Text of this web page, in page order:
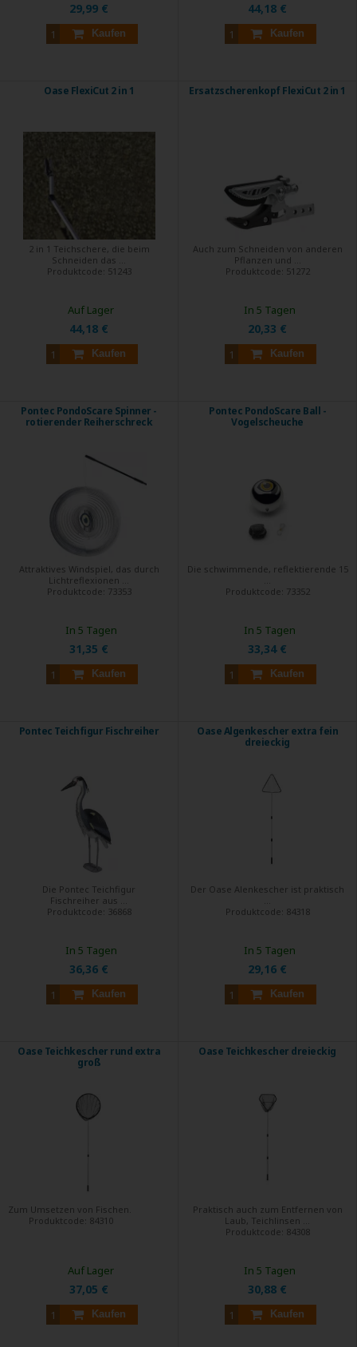
29,99 €
Kaufen
44,18 €
Kaufen
Oase FlexiCut 2 in 1
2 in 1 Teichschere, die beim
Schneiden das ...
Produktcode: 51243
44,18 €
Kaufen
Auf Lager
Ersatzscherenkopf FlexiCut 2 in 1
Auch zum Schneiden von anderen
Pflanzen und ...
Produktcode: 51272
20,33 €
Kaufen
In 5 Tagen
Pontec PondoScare Spinner -
rotierender Reiherschreck
Attraktives Windspiel, das durch
Lichtreflexionen ...
Produktcode: 73353
31,35 €
Kaufen
In 5 Tagen
Pontec PondoScare Ball -
Vogelscheuche
Die schwimmende, reflektierende 15
Produktcode: 73352
33,34 €
Kaufen
In 5 Tagen
Pontec Teichfigur Fischreiher
Die Pontec Teichfigur
Fischreiher aus ...
Produktcode: 36868
36,36 €
Kaufen
In 5 Tagen
Oase Algenkescher extra fein
dreieckig
Der Oase Alenkescher ist praktisch
Produktcode: 84318
29,16 €
Kaufen
In 5 Tagen
Oase Teichkescher rund extra
groß
Zum Umsetzen von Fischen.
Produktcode: 84310
37,05 €
Kaufen
Auf Lager
Oase Teichkescher dreieckig
Praktisch auch zum Entfernen von
Laub, Teichlinsen ...
Produktcode: 84308
30,88 €
Kaufen
In 5 Tagen